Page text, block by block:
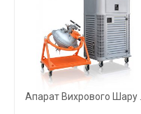
Апарат Вихрового Шару ...